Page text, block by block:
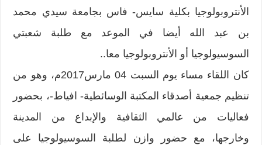
الأنتروبولوجيا بكلية سايس- فاس بجامعة سيدي محمد
بن عبد الله أيضا في الموعد مع طلبة شعبتي
السوسيولوجيا أو الأنتروبولوجيا معا..
كان اللقاء مساء يوم السبت 04 مارس2017م، وهو من
تنظيم جمعية أصدقاء المكتبة الوسائطية- افياط-، بحضور
فعاليات من عالمي الثقافية والإبداع من المدينة
وخارجها، مع حضور وازن لطلبة السوسيولوجيا على